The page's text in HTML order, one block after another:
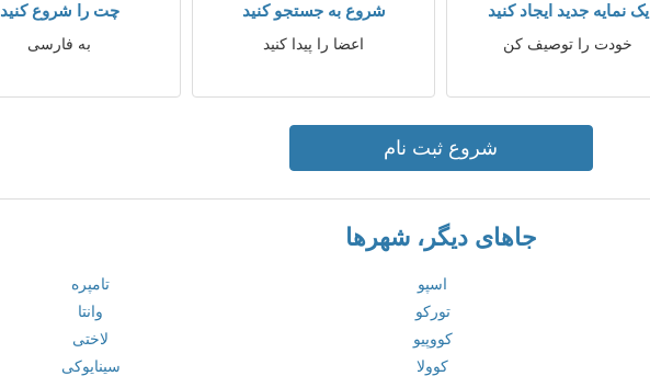
یک نمایه جدید ایجاد کنید
خودت را توصیف کن
شروع به جستجو کنید
اعضا را پیدا کنید
چت را شروع کنید
به فارسی
شروع ثبت نام
جاهای دیگر، شهرها
اسپو
تامپره
تورکو
وانتا
کووپیو
لاختی
کوولا سینایوکی